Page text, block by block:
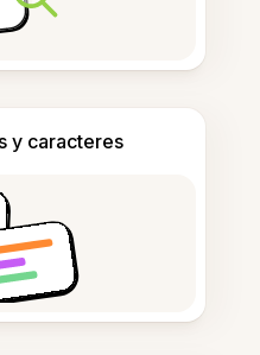
y caracteres